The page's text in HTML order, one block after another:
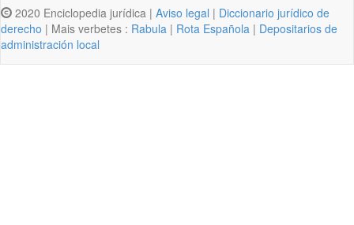
2020 Enciclopedia jurídica | Aviso legal | Diccionario jurídico de
derecho | Mais verbetes : Rabula | Rota Española | Depositarios de
administración local